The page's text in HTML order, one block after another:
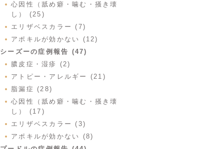
心因性（舐め癖・噛む・掻き壊
し） (25)
エリザベスカラー (7)
アポキルが効かない (12)
シーズーの症例報告 (47)
膿皮症・湿疹 (2)
アトピー・アレルギー (21)
脂漏症 (28)
心因性（舐め癖・噛む・掻き壊
し） (17)
エリザベスカラー (3)
アポキルが効かない (8)